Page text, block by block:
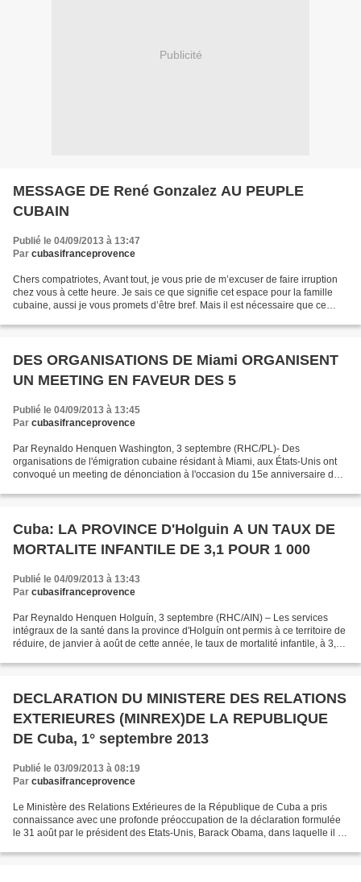
Publicité
MESSAGE DE René Gonzalez AU PEUPLE
CUBAIN
Publié le 04/09/2013 à 13:47
Par cubasifranceprovence
Chers compatriotes, Avant tout, je vous prie de m’excuser de faire irruption
chez vous à cette heure. Je sais ce que signifie cet espace pour la famille
cubaine, aussi je vous promets d’être bref. Mais il est nécessaire que ce
DES ORGANISATIONS DE Miami ORGANISENT
UN MEETING EN FAVEUR DES 5
Publié le 04/09/2013 à 13:45
Par cubasifranceprovence
Par Reynaldo Henquen Washington, 3 septembre (RHC/PL)- Des
organisations de l'émigration cubaine résidant à Miami, aux États-Unis ont
convoqué un meeting de dénonciation à l'occasion du 15e anniversaire de
Cuba: LA PROVINCE D'Holguin A UN TAUX DE
MORTALITE INFANTILE DE 3,1 POUR 1 000
Publié le 04/09/2013 à 13:43
Par cubasifranceprovence
Par Reynaldo Henquen Holguín, 3 septembre (RHC/AIN) – Les services
intégraux de la santé dans la province d'Holguín ont permis à ce territoire de
réduire, de janvier à août de cette année, le taux de mortalité infantile, à 3,1
DECLARATION DU MINISTERE DES RELATIONS
EXTERIEURES (MINREX)DE LA REPUBLIQUE
DE Cuba, 1° septembre 2013
Publié le 03/09/2013 à 08:19
Par cubasifranceprovence
Le Ministère des Relations Extérieures de la République de Cuba a pris
connaissance avec une profonde préoccupation de la déclaration formulée
le 31 août par le président des Etats-Unis, Barack Obama, dans laquelle il a